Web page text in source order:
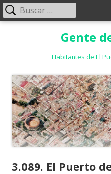
Gente
Habitantes de El
Menú
Buscar:
3.089. El Puerto